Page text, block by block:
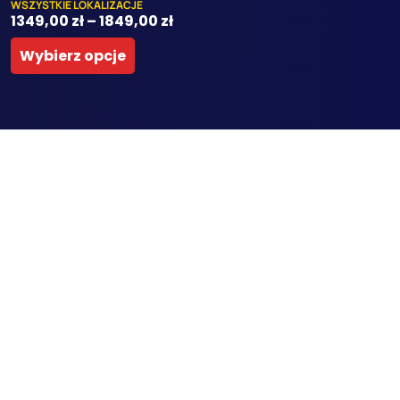
WSZYSTKIE LOKALIZACJE
1349,00 zł–1849,00 zł
Wybierz opcje